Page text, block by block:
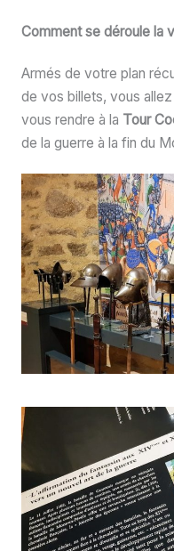
Comment se déroule la
Armés de votre plan
de vos billets, vous
vous rendre à la Tour
de la guerre à la fin du